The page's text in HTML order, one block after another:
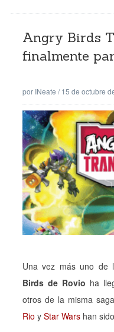
Angry Birds
finalmente
por INeate /15 de octubre
Una vez más uno de
Birds de Rovio ha
otros de la misma
Rio y Star Wars han